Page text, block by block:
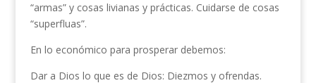
“armas” y cosas livianas y prácticas. Cuidarse de cosas
“superfluas”.
En lo económico para prosperar debemos:
Dar a Dios lo que es de Dios: Diezmos y ofrendas.